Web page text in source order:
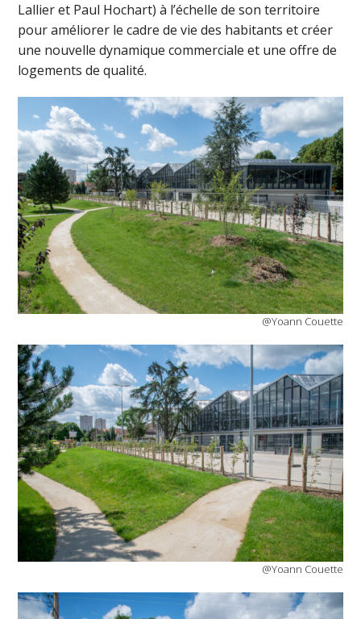
Lallier et Paul Hochart) à l’échelle de son territoire
pour améliorer le cadre de vie des habitants et créer
une nouvelle dynamique commerciale et une offre de
logements de qualité.
@Yoann Couette
@Yoann Couette